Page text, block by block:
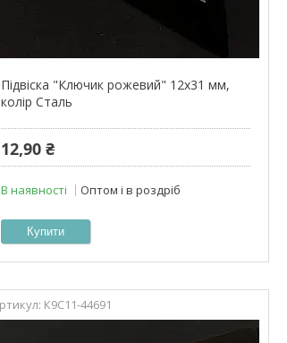
Підвіска "Ключик рожевий" 12х31 мм,
колір Сталь
12,90 ₴
В наявності Оптом і в роздріб
Купити
К9С11-44691